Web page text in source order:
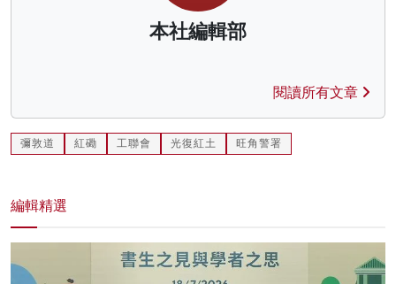
本社編輯部
閱讀所有文章
彌敦道 紅磡 工聯會 光復紅土 旺角警署
編輯精選